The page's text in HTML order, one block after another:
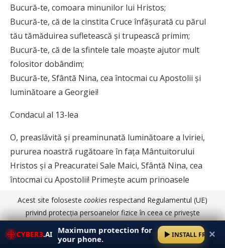
Bucură-te, comoara minunilor lui Hristos;
Bucură-te, că de la cinstita Cruce înfășurată cu părul
tău tămăduirea sufletească și trupească primim;
Bucură-te, că de la sfintele tale moaște ajutor mult
folositor dobândim;
Bucură-te, Sfântă Nina, cea întocmai cu Apostolii și
luminătoare a Georgiei!
Condacul al 13-lea
O, preaslăvită și preaminunată luminătoare a Iviriei,
pururea noastră rugătoare în fața Mântuitorului
Hristos și a Preacuratei Sale Maici, Sfântă Nina, cea
întocmai cu Apostolii! Primește acum prinoasele
Dumnezeu să ne izbăvească pe noi de toate
năpastele, necazurile și scârbele și să ne
învrednicească de veșnica fericire în ceruri, ca
CYBER3.AI Maximum protection for
your phone.
INSTALL FREE✕
Acest site foloseste cookies respectand Regulamentul (UE)
privind protecția persoanelor fizice în ceea ce privește
prelucrarea datelor cu caracter personal și privind libera
circulație a acestor date.
Detalii aici